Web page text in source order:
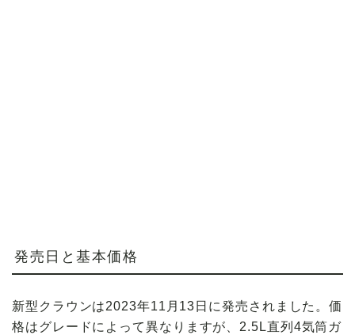
発売日と基本価格
新型クラウンは2023年11月13日に発売されました。価
格はグレードによって異なりますが、2.5L直列4気筒ガ